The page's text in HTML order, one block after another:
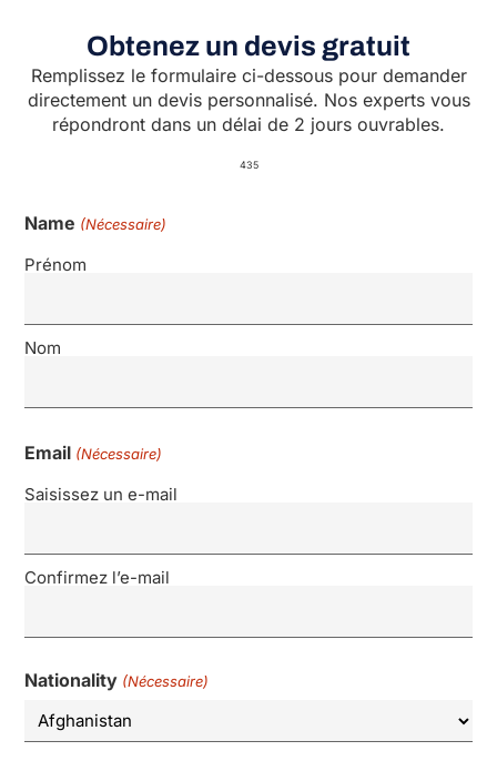
Obtenez un devis gratuit
Remplissez le formulaire ci-dessous pour demander
directement un devis personnalisé. Nos experts vous
répondront dans un délai de 2 jours ouvrables.
435
Name (Nécessaire)
Prénom
Nom
Email (Nécessaire)
Saisissez un e-mail
Confirmez l’e-mail
Nationality (Nécessaire)